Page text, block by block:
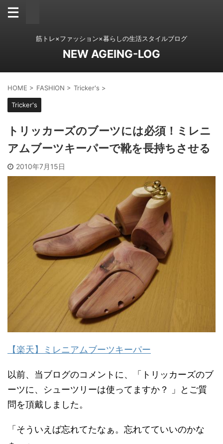
筋トレ×ファッション×暮らしの生活スタイルブログ
NEW AGEING-LOG
HOME > FASHION > Tricker's >
Tricker's
トリッカーズのブーツには必須！ミレニ
アムブーツキーパーで靴を長持ちさせる
2010年7月15日
【楽天】ミレニアムブーツキーパー
以前、当ブログのコメントに、「トリッカーズのブ
ーツに、シューツリーは使ってますか？ 」とご質
問を頂戴しました。
「そういえば忘れてたなぁ。忘れてていいのかな